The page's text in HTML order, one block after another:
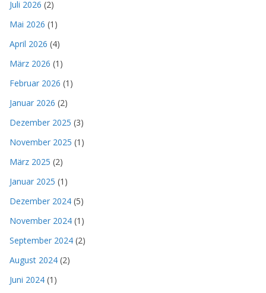
Juli 2026 (2)
Mai 2026 (1)
April 2026 (4)
März 2026 (1)
Februar 2026 (1)
Januar 2026 (2)
Dezember 2025 (3)
November 2025 (1)
März 2025 (2)
Januar 2025 (1)
Dezember 2024 (5)
November 2024 (1)
September 2024 (2)
August 2024 (2)
Juni 2024 (1)